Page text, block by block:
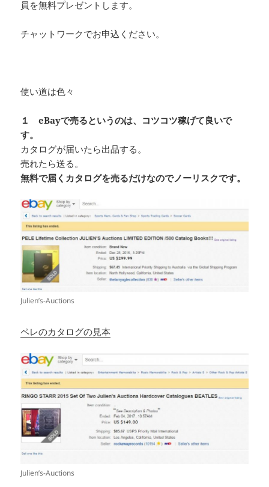
員を無料プレゼントします。
チャットワークでお申込ください。
使い道は色々
１ eBayで売るというのは、コツコツ稼げて良いで
す。
カタログが届いたら出品する。
売れたら送る。
無料で届くカタログを売るだけなのでノーリスクです。
Julien’s-Auctions
ペレのカタログの見本
Julien’s-Auctions